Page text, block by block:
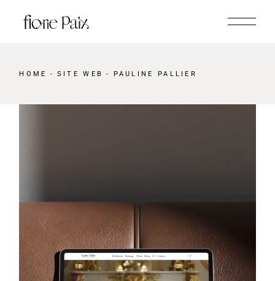
HOME SITE WEB PAULINE PALLIER